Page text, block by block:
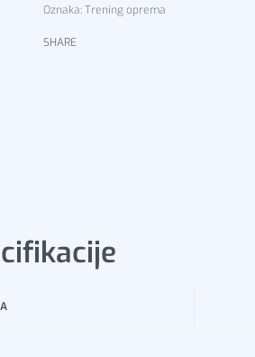
Oznaka:Trening oprema
SHARE